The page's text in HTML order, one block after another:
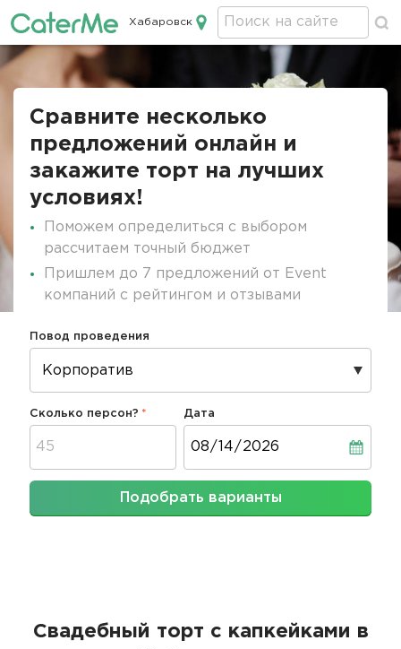
Кейтеринг в Хабаровске
Хабаровск
Сравните несколько
предложений онлайн и
закажите торт на лучших
условиях!
Поможем определиться с выбором
рассчитаем точный бюджет
Пришлем до 7 предложений от Event
компаний с рейтингом и отзывами
Повод проведения
Сколько персон? Дата
Подобрать варианты
Свадебный торт с капкейками в